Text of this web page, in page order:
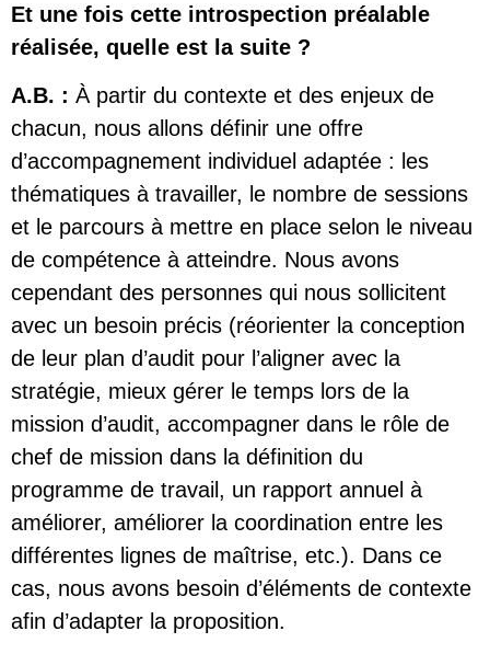
Et une fois cette introspection préalable
réalisée, quelle est la suite ?
A.B. : À partir du contexte et des enjeux de
chacun, nous allons définir une offre
d’accompagnement individuel adaptée : les
thématiques à travailler, le nombre de sessions
et le parcours à mettre en place selon le niveau
de compétence à atteindre. Nous avons
cependant des personnes qui nous sollicitent
avec un besoin précis (réorienter la conception
de leur plan d’audit pour l’aligner avec la
stratégie, mieux gérer le temps lors de la
mission d’audit, accompagner dans le rôle de
chef de mission dans la définition du
programme de travail, un rapport annuel à
améliorer, améliorer la coordination entre les
différentes lignes de maîtrise, etc.). Dans ce
cas, nous avons besoin d’éléments de contexte
afin d’adapter la proposition.